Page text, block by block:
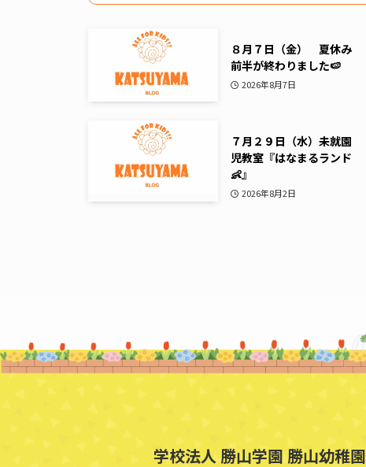
８月７日（金） 夏休み
前半が終わりました🍉
2026年8月7日
７月２９日（水）未就園
児教室『はなまるランド
👶』
2026年8月2日
学校法人 勝山学園 勝山幼稚園